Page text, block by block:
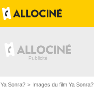
Ya Sonra? Images du film Ya Sonra?